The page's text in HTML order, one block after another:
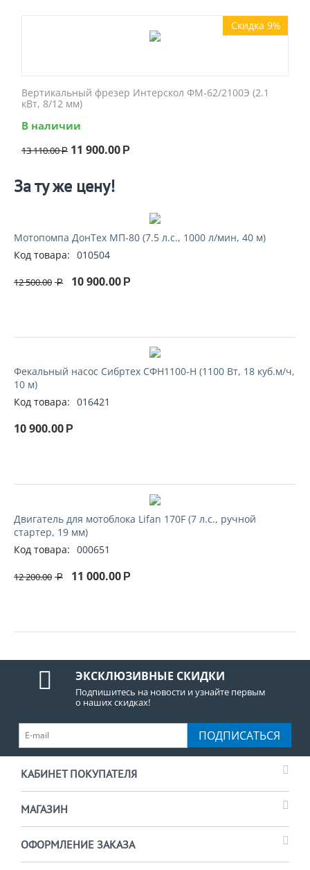
Скидка 9%
Вертикальный фрезер Интерскол ФМ-62/2100Э (2.1
кВт, 8/12 мм)
В наличии
13 110.00 Р 11 900.00 Р
За ту же цену!
Мотопомпа ДонТех МП-80 (7.5 л.с., 1000 л/мин, 40 м)
Код товара: 010504
12 500.00 Р 10 900.00 Р
Фекальный насос Сибртех СФН1100-Н (1100 Вт, 18 куб.м/ч,
10 м)
Код товара: 016421
10 900.00 Р
Двигатель для мотоблока Lifan 170F (7 л.с., ручной
стартер, 19 мм)
Код товара: 000651
12 200.00 Р 11 000.00 Р
ЭКСКЛЮЗИВНЫЕ СКИДКИ
Подпишитесь на новости и узнайте первым
о наших скидках!
ПОДПИСАТЬСЯ
КАБИНЕТ ПОКУПАТЕЛЯ
МАГАЗИН
ОФОРМЛЕНИЕ ЗАКАЗА